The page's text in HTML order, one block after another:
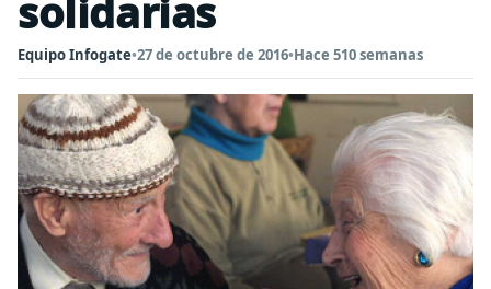
solidarias
Equipo Infogate•27 de octubre de 2016•Hace 510 semanas